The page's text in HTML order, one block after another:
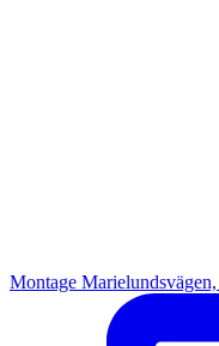
Montage